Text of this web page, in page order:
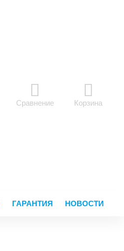
Сравнение Корзина
ГАРАНТИЯ НОВОСТИ